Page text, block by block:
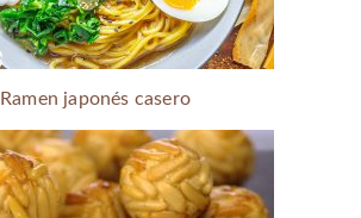
Ramen japonés casero